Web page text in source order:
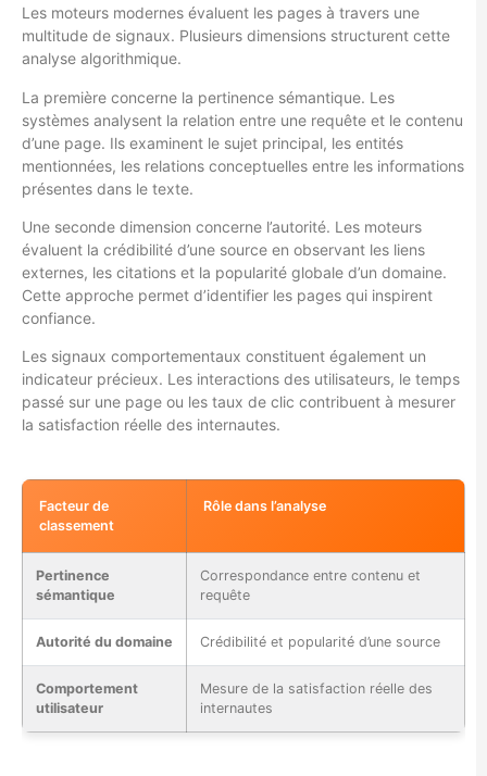
Les moteurs modernes évaluent les pages à travers une
multitude de signaux. Plusieurs dimensions structurent cette
analyse algorithmique.
La première concerne la pertinence sémantique. Les
systèmes analysent la relation entre une requête et le contenu
d’une page. Ils examinent le sujet principal, les entités
mentionnées, les relations conceptuelles entre les informations
présentes dans le texte.
Une seconde dimension concerne l’autorité. Les moteurs
évaluent la crédibilité d’une source en observant les liens
externes, les citations et la popularité globale d’un domaine.
Cette approche permet d’identifier les pages qui inspirent
confiance.
Les signaux comportementaux constituent également un
indicateur précieux. Les interactions des utilisateurs, le temps
passé sur une page ou les taux de clic contribuent à mesurer
la satisfaction réelle des internautes.
Facteur de
classement
Rôle dans l’analyse
Pertinence
sémantique
Correspondance entre contenu et
requête
Autorité du domaine Crédibilité et popularité d’une source
Comportement
utilisateur
Mesure de la satisfaction réelle des
internautes